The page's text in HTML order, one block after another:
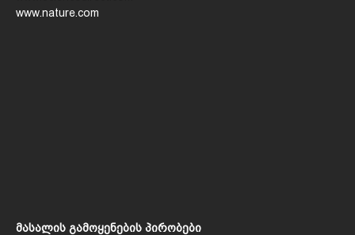
www.nature.com
მასალის გამოყენების პირობები